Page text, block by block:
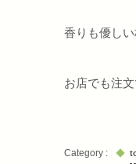
香りも優し
お店でも注